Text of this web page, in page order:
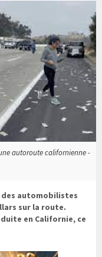
autoroute californienne -
automobilistes
sur la route.
en Californie, ce